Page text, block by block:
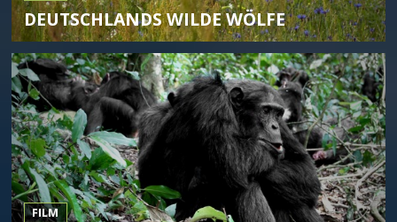
DEUTSCHLANDS WILDE WÖLFE
FILM